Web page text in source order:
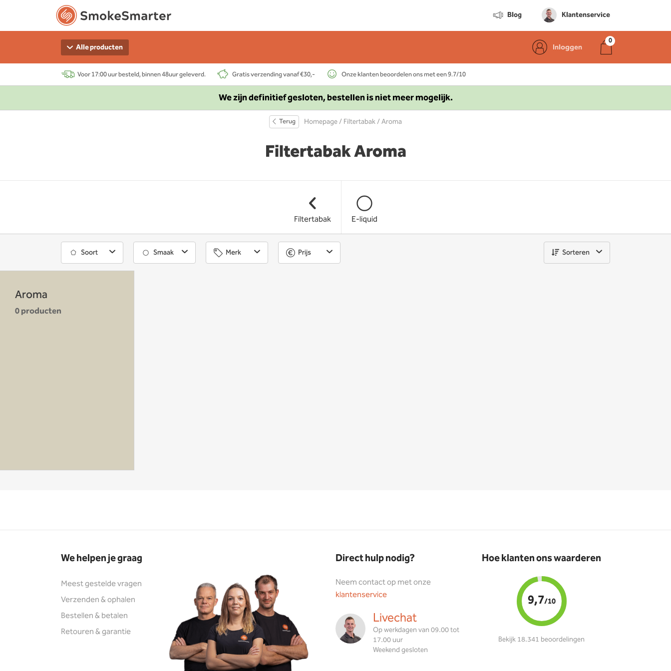
Blog Klantenservice
Alle producten Inloggen
Voor 17:00 uur besteld, binnen 48uur geleverd. Gratis verzending vanaf €30,- Onze klanten beoordelen ons met een 9.7/10
We zijn definitief gesloten, bestellen is niet meer mogelijk.
Terug Homepage/Filtertabak/ Aroma
Filtertabak Aroma
Filtertabak E-liquid
Soort Smaak Merk Prijs Sorteren
Aroma
0 producten
We helpen je graag
Meest gestelde vragen
Verzenden & ophalen
Bestellen & betalen
Retouren & garantie
Direct hulp nodig?
Neem contact op met onze
klantenservice
Livechat
Op werkdagen van 09.00 tot
17.00 uur
Weekend gesloten
Hoe klanten ons waarderen
9,7/10
Bekijk 18.341 beoordelingen